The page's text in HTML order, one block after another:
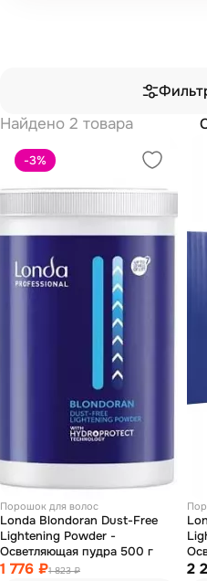
Найдено 2 товара
-3%
Порошок для волос
Londa Blondoran Dust-Free
Lightening Powder -
Осветляющая пудра 500 г
1 776 ₽1 823 ₽
2